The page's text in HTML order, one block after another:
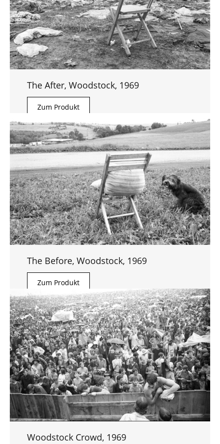
The After, Woodstock, 1969
Zum Produkt
The Before, Woodstock, 1969
Zum Produkt
Woodstock Crowd, 1969